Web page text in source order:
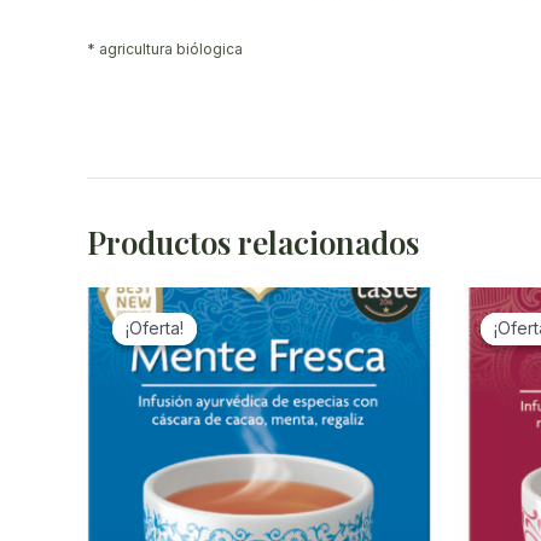
* agricultura biólogica
Productos relacionados
¡Oferta!
¡Oferta!